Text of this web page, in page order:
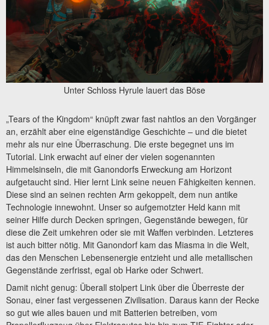
Unter Schloss Hyrule lauert das Böse
„Tears of the Kingdom“ knüpft zwar fast nahtlos an den Vorgänger
an, erzählt aber eine eigenständige Geschichte – und die bietet
mehr als nur eine Überraschung. Die erste begegnet uns im
Tutorial. Link erwacht auf einer der vielen sogenannten
Himmelsinseln, die mit Ganondorfs Erweckung am Horizont
aufgetaucht sind. Hier lernt Link seine neuen Fähigkeiten kennen.
Diese sind an seinen rechten Arm gekoppelt, dem nun antike
Technologie innewohnt. Unser so aufgemotzter Held kann mit
seiner Hilfe durch Decken springen, Gegenstände bewegen, für
diese die Zeit umkehren oder sie mit Waffen verbinden. Letzteres
ist auch bitter nötig. Mit Ganondorf kam das Miasma in die Welt,
das den Menschen Lebensenergie entzieht und alle metallischen
Gegenstände zerfrisst, egal ob Harke oder Schwert.
Damit nicht genug: Überall stolpert Link über die Überreste der
Sonau, einer fast vergessenen Zivilisation. Daraus kann der Recke
so gut wie alles bauen und mit Batterien betreiben, vom